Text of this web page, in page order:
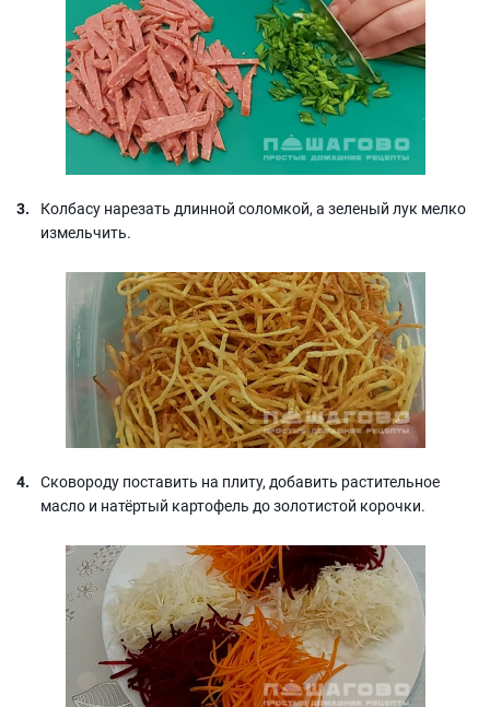
Колбасу нарезать длинной соломкой, а зеленый лук мелко
измельчить.
Сковороду поставить на плиту, добавить растительное
масло и натёртый картофель до золотистой корочки.